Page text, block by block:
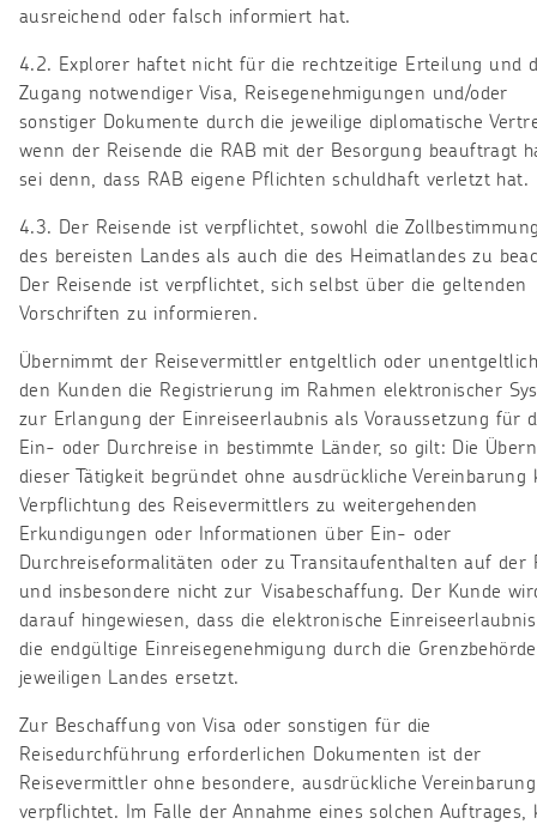
ausreichend oder falsch informiert hat.
4.2. Explorer haftet nicht für die rechtzeitige Erteilung und
Zugang notwendiger Visa, Reisegenehmigungen und/oder
sonstiger Dokumente durch die jeweilige diplomatische
wenn der Reisende die RAB mit der Besorgung beauftragt
sei denn, dass RAB eigene Pflichten schuldhaft verletzt hat.
4.3. Der Reisende ist verpflichtet, sowohl die
des bereisten Landes als auch die des Heimatlandes zu
Der Reisende ist verpflichtet, sich selbst über die geltenden
Vorschriften zu informieren.
Übernimmt der Reisevermittler entgeltlich oder
den Kunden die Registrierung im Rahmen elektronischer
zur Erlangung der Einreiseerlaubnis als Voraussetzung für
Ein- oder Durchreise in bestimmte Länder, so gilt: Die
dieser Tätigkeit begründet ohne ausdrückliche Vereinbarung
Verpflichtung des Reisevermittlers zu weitergehenden
Erkundigungen oder Informationen über Ein- oder
Durchreiseformalitäten oder zu Transitaufenthalten auf der
und insbesondere nicht zur Visabeschaffung. Der Kunde
darauf hingewiesen, dass die elektronische
die endgültige Einreisegenehmigung durch die
jeweiligen Landes ersetzt.
Zur Beschaffung von Visa oder sonstigen für die
Reisedurchführung erforderlichen Dokumenten ist der
Reisevermittler ohne besondere, ausdrückliche
verpflichtet. Im Falle der Annahme eines solchen Auftrages,